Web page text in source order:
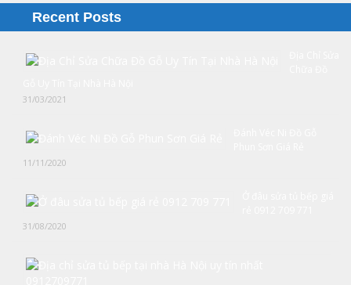
Recent Posts
31/03/2021
11/11/2020
31/08/2020